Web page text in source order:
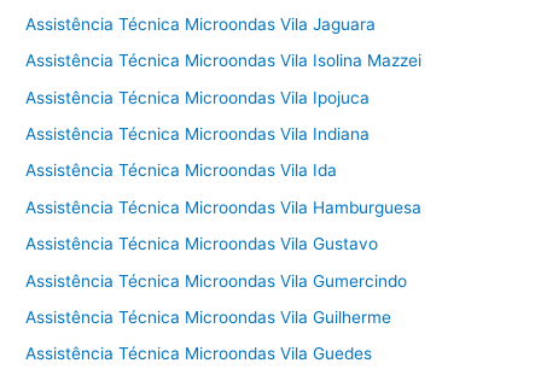
Assistência Técnica Microondas Vila Jaguara
Assistência Técnica Microondas Vila Isolina Mazzei
Assistência Técnica Microondas Vila Ipojuca
Assistência Técnica Microondas Vila Indiana
Assistência Técnica Microondas Vila Ida
Assistência Técnica Microondas Vila Hamburguesa
Assistência Técnica Microondas Vila Gustavo
Assistência Técnica Microondas Vila Gumercindo
Assistência Técnica Microondas Vila Guilherme
Assistência Técnica Microondas Vila Guedes